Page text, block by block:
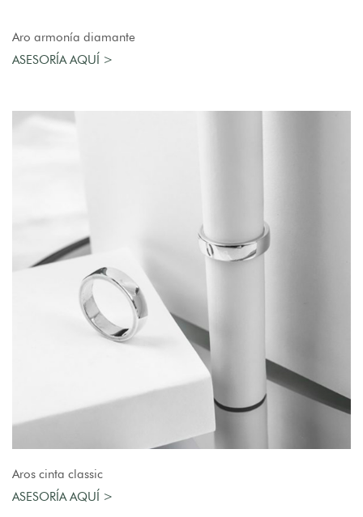
Aro armonía diamante
ASESORÍA AQUÍ >
Aros cinta classic
ASESORÍA AQUÍ >